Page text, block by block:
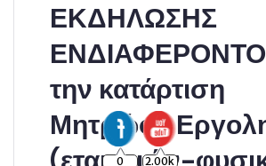
ΕΚΔΗΛΩΣΗΣ
την κατάρτιση
Μητρώου
0 2.00k